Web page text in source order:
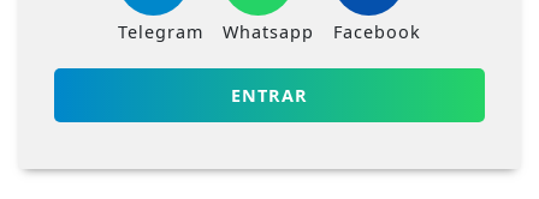
Telegram Whatsapp Facebook
ENTRAR